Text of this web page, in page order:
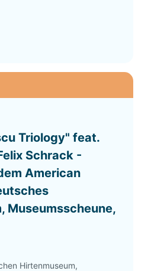
Triology" feat.
Schrack -
American
Museumsscheune,
Hirtenmuseum,